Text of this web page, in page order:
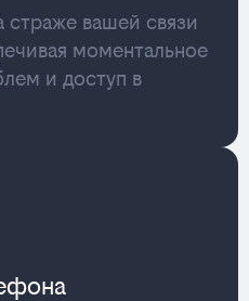
вашей связи
моментальное
и доступ в